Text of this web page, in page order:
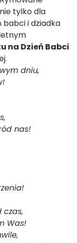
tylko dla
babci i dziadka
na Dzień Babci
dniu,
nas!
czas,
Was!